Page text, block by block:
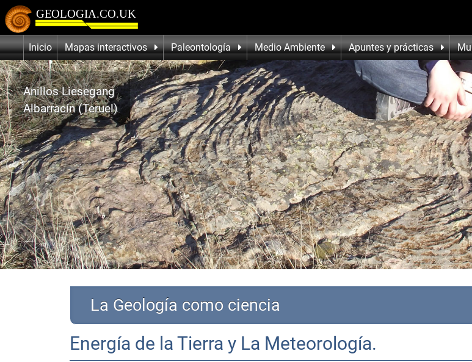
Inicio Mapas interactivos Paleontología Medio Ambiente Apuntes y prácticas
Anillos Liesegang
Albarracín (Teruel)
La Geología como ciencia
Energía de la Tierra y La Meteorología.